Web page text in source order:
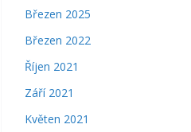
Březen 2025
Březen 2022
Říjen 2021
Září 2021
Květen 2021